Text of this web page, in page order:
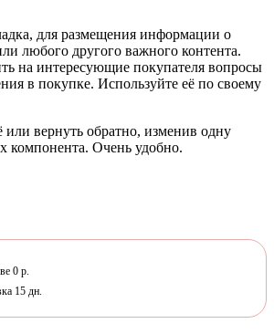
для размещения информации о
любого другого важного контента.
на интересующие покупателя вопросы
в покупке. Используйте её по своему
вернуть обратно, изменив одну
компонента. Очень удобно.
0 р.
15 дн.